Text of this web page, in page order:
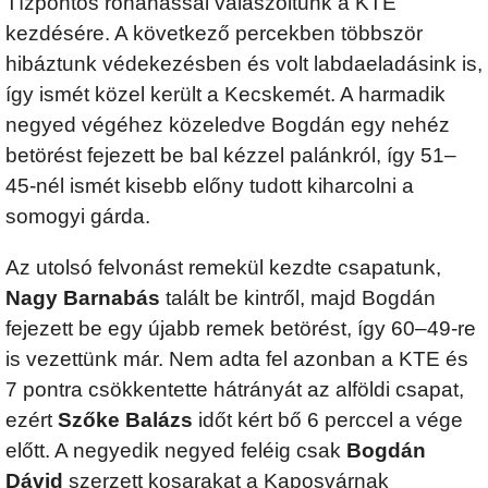
kezdésére. A következő percekben többször
hibáztunk védekezésben és volt labdaeladásink is,
így ismét közel került a Kecskemét. A harmadik
negyed végéhez közeledve Bogdán egy nehéz
betörést fejezett be bal kézzel palánkról, így 51–
45-nél ismét kisebb előny tudott kiharcolni a
somogyi gárda.
Az utolsó felvonást remekül kezdte csapatunk,
Nagy Barnabás talált be kintről, majd Bogdán
fejezett be egy újabb remek betörést, így 60–49-re
is vezettünk már. Nem adta fel azonban a KTE és
7 pontra csökkentette hátrányát az alföldi csapat,
ezért Szőke Balázs időt kért bő 6 perccel a vége
előtt. A negyedik negyed feléig csak Bogdán
Dávid szerzett kosarakat a Kaposvárnak